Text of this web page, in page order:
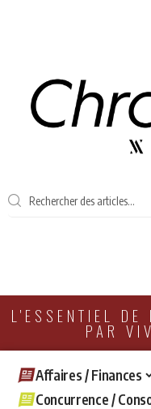
L'ESSENTIEL DE
PAR
Affaires / Finances
Concurrence /